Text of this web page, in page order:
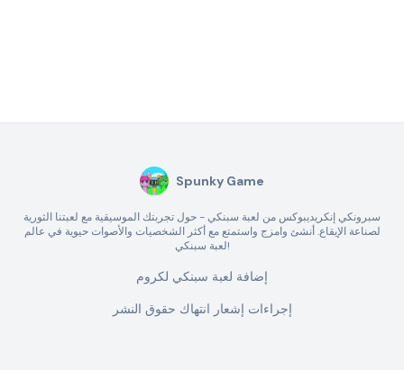
Spunky Game
سبرونكي إنكريديبوكس من لعبة سبنكي - حول تجربتك الموسيقية مع لعبتنا الثورية
لصناعة الإيقاع. أنشئ وامزج واستمتع مع أكثر الشخصيات والأصوات حيوية في عالم
لعبة سبنكي!
إضافة لعبة سبنكي لكروم
إجراءات إشعار انتهاك حقوق النشر